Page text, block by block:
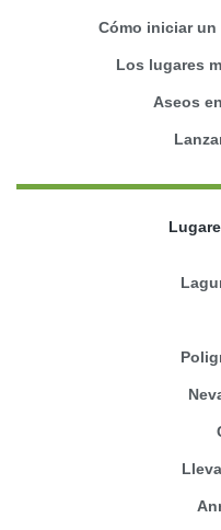
Cómo iniciar
Los lugares
Aseos